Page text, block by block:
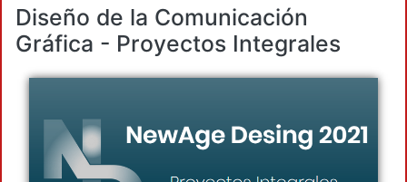
Diseño de la Comunicación
Gráfica - Proyectos Integrales